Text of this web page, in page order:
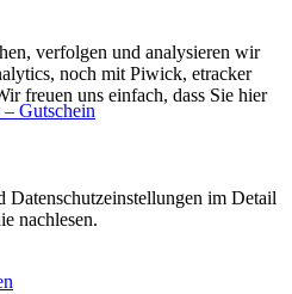
Gutschein
verfolgen und analysieren wir
noch mit Piwick, etracker
freuen uns einfach, dass Sie hier
Datenschutzeinstellungen im Detail
nachlesen.